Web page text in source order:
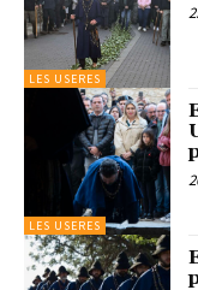
LES USERES
LES USERES